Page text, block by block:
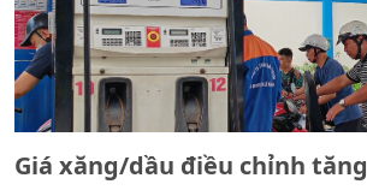
Giá xăng/dầu điều chỉnh tăng